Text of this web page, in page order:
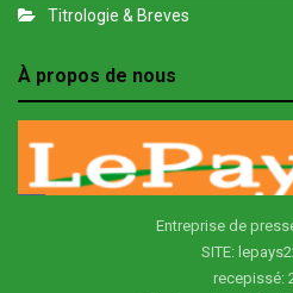
Titrologie & Breves
À propos de nous
Entreprise de
SITE:
recepissé: